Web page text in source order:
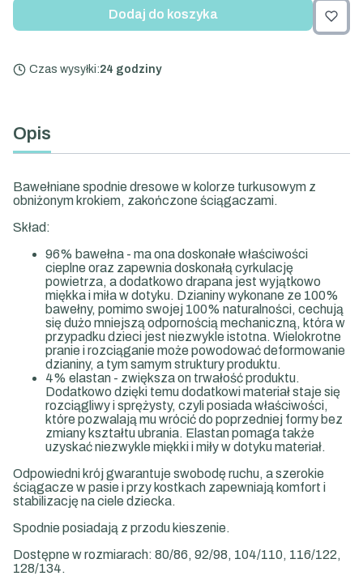
Dodaj do koszyka
Czas wysyłki:24 godziny
Opis
Bawełniane spodnie dresowe w kolorze turkusowym z
obniżonym krokiem, zakończone ściągaczami.
Skład:
96% bawełna - ma ona doskonałe właściwości
cieplne oraz zapewnia doskonałą cyrkulację
powietrza, a dodatkowo drapana jest wyjątkowo
miękka i miła w dotyku. Dzianiny wykonane ze 100%
bawełny, pomimo swojej 100% naturalności, cechują
się dużo mniejszą odpornością mechaniczną, która w
przypadku dzieci jest niezwykle istotna. Wielokrotne
pranie i rozciąganie może powodować deformowanie
dzianiny, a tym samym struktury produktu.
4% elastan - zwiększa on trwałość produktu.
Dodatkowo dzięki temu dodatkowi materiał staje się
rozciągliwy i sprężysty, czyli posiada właściwości,
które pozwalają mu wrócić do poprzedniej formy bez
zmiany kształtu ubrania. Elastan pomaga także
uzyskać niezwykle miękki i miły w dotyku materiał.
Odpowiedni krój gwarantuje swobodę ruchu, a szerokie
ściągacze w pasie i przy kostkach zapewniają komfort i
stabilizację na ciele dziecka.
Spodnie posiadają z przodu kieszenie.
Dostępne w rozmiarach: 80/86, 92/98, 104/110, 116/122,
128/134.